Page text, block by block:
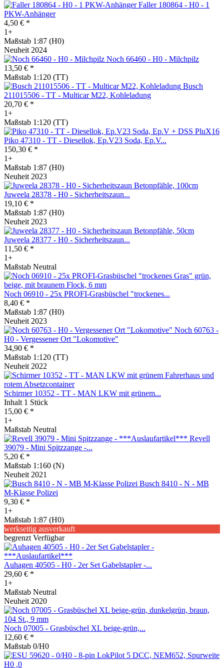
Faller 180864 - H0 - 1
PKW-Anhänger
4,50 € *
1+
Maßstab 1:87 (H0)
Neuheit 2024
Noch 66460 - H0 - Milchpilz
13,50 € *
Maßstab 1:120 (TT)
Busch
211015506 - TT - Multicar M22, Kohleladung
20,70 € *
1+
Maßstab 1:120 (TT)
Piko 47310 - TT - Diesellok, Ep.V23 Soda, Ep.V...
150,30 € *
1+
Maßstab 1:87 (H0)
Neuheit 2023
Juweela 28378 - H0 - Sicherheitszaun...
19,10 € *
Maßstab 1:87 (H0)
Neuheit 2023
Juweela 28377 - H0 - Sicherheitszaun...
11,50 € *
1+
Maßstab Neutral
Noch 06910 - 25x PROFI-Grasbüschel "trockenes...
8,40 € *
Maßstab 1:87 (H0)
Neuheit 2023
Noch 60763 -
H0 - Vergessener Ort "Lokomotive"
34,90 € *
Maßstab 1:120 (TT)
Neuheit 2022
Schirmer 10352 - TT - MAN LKW mit grünem...
Inhalt 1 Stück
15,00 € *
1+
Maßstab Neutral
Revell
39079 - Mini Spitzzange -...
5,20 € *
Maßstab 1:160 (N)
Neuheit 2021
Busch 8410 - N - MB
M-Klasse Polizei
9,30 € *
1+
Maßstab 1:87 (H0)
werkseitig ausverkauft
begrenzt Verfügbar
Auhagen 40505 - H0 - 2er Set Gabelstapler -...
29,60 € *
1+
Maßstab Neutral
Neuheit 2020
Noch 07005 - Grasbüschel XL beige-grün,...
12,60 € *
Maßstab 0/H0